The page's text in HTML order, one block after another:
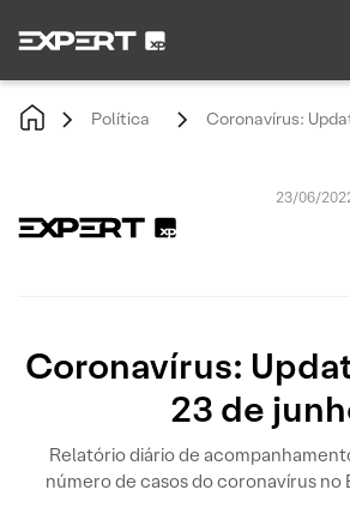
Política Coronavírus:
23/06/
Coronavírus:
23 de
Relatório diário de
número de casos do coronavírus no